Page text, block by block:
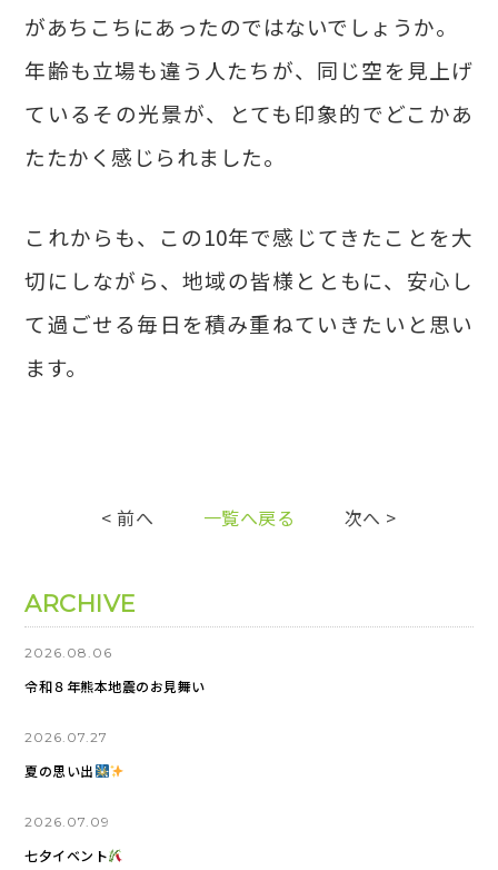
があちこちにあったのではないでしょうか。
年齢も立場も違う人たちが、同じ空を見上げ
ているその光景が、とても印象的でどこかあ
たたかく感じられました。
これからも、この10年で感じてきたことを大
切にしながら、地域の皆様とともに、安心し
て過ごせる毎日を積み重ねていきたいと思い
ます。
< 前へ 一覧へ戻る 次へ >
ARCHIVE
2026.08.06
令和８年熊本地震のお見舞い
2026.07.27
夏の思い出
2026.07.09
七夕イベント